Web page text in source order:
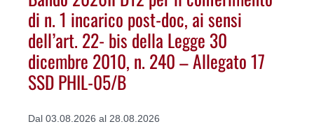
di n. 1 incarico post-doc, ai sensi
dell’art. 22- bis della Legge 30
dicembre 2010, n. 240 – Allegato 17
SSD PHIL-05/B
Dal 03.08.2026 al 28.08.2026